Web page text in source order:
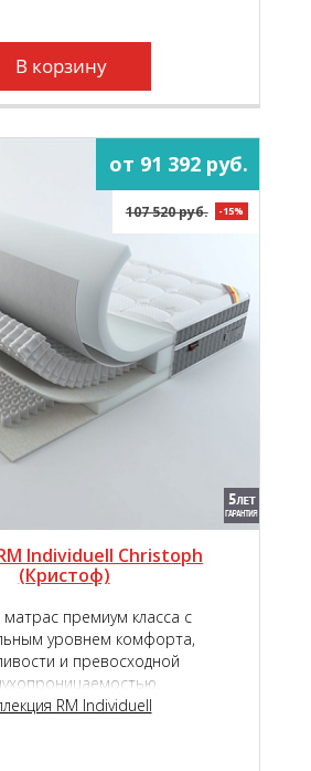
В корзину
от 91 392 руб.
107 520 руб. -15%
Individuell Christoph
(Кристоф)
премиум класса с
уровнем комфорта,
и превосходной
RM Individuell